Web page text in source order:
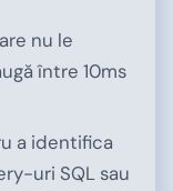
nu le
între 10ms
a identifica
uri SQL sau